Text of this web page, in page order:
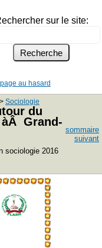
sur le site:
au hasard
> Sociologie
du
Grand-
sociologie 2016
sommaire
suivant